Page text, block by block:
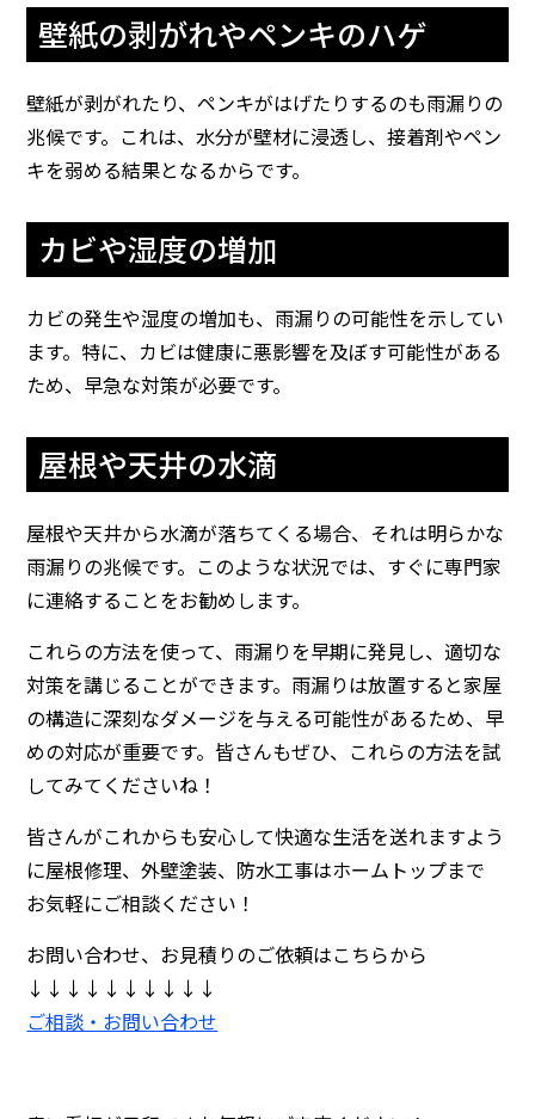
壁紙の剥がれやペンキのハゲ
壁紙が剥がれたり、ペンキがはげたりするのも雨漏りの
兆候です。これは、水分が壁材に浸透し、接着剤やペン
キを弱める結果となるからです。
カビや湿度の増加
カビの発生や湿度の増加も、雨漏りの可能性を示してい
ます。特に、カビは健康に悪影響を及ぼす可能性がある
ため、早急な対策が必要です。
屋根や天井の水滴
屋根や天井から水滴が落ちてくる場合、それは明らかな
雨漏りの兆候です。このような状況では、すぐに専門家
に連絡することをお勧めします。
これらの方法を使って、雨漏りを早期に発見し、適切な
対策を講じることができます。雨漏りは放置すると家屋
の構造に深刻なダメージを与える可能性があるため、早
めの対応が重要です。皆さんもぜひ、これらの方法を試
してみてくださいね！
皆さんがこれからも安心して快適な生活を送れますよう
に屋根修理、外壁塗装、防水工事はホームトップまで
お気軽にご相談ください！
お問い合わせ、お見積りのご依頼はこちらから
↓↓↓↓↓↓↓↓↓↓
ご相談・お問い合わせ